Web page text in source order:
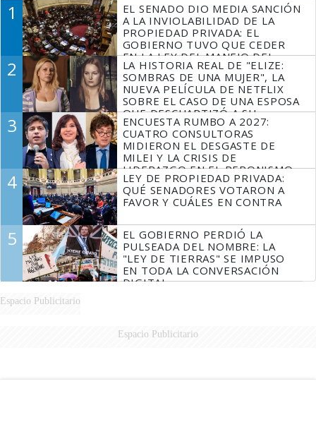
1
EL SENADO DIO MEDIA SANCIÓN
A LA INVIOLABILIDAD DE LA
PROPIEDAD PRIVADA: EL
GOBIERNO TUVO QUE CEDER
EN LA LEY DEL MANEJO DEL
FUEGO
2
LA HISTORIA REAL DE "ELIZE:
SOMBRAS DE UNA MUJER", LA
NUEVA PELÍCULA DE NETFLIX
SOBRE EL CASO DE UNA ESPOSA
QUE DESCUARTIZÓ A SU
MARIDO
3
ENCUESTA RUMBO A 2027:
CUATRO CONSULTORAS
MIDIERON EL DESGASTE DE
MILEI Y LA CRISIS DE
LIDERAZGO EN EL PERONISMO
4
LEY DE PROPIEDAD PRIVADA:
QUÉ SENADORES VOTARON A
FAVOR Y CUÁLES EN CONTRA
5
EL GOBIERNO PERDIÓ LA
PULSEADA DEL NOMBRE: LA
"LEY DE TIERRAS" SE IMPUSO
EN TODA LA CONVERSACIÓN
DIGITAL
Espacio Publicitario
Espacio Publicitario